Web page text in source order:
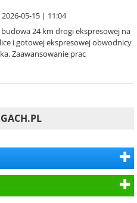
2026-05-15 | 11:04
24 km drogi ekspresowej na
i gotowej ekspresowej obwodnicy
Zaawansowanie prac